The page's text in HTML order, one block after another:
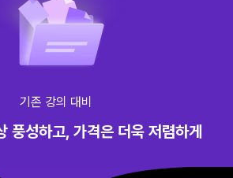
기존 강의 대비
풍성하고, 가격은 더욱 저렴하게